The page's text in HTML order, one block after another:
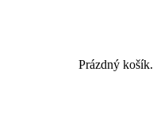
Prázdný košík.